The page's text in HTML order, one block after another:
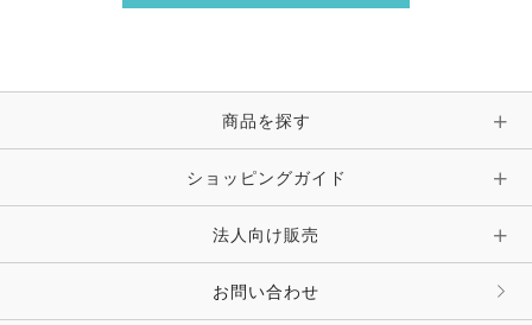
商品を探す
ショッピングガイド
法人向け販売
お問い合わせ